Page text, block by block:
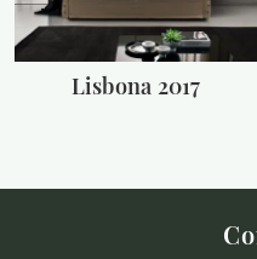
Lisbona 2017